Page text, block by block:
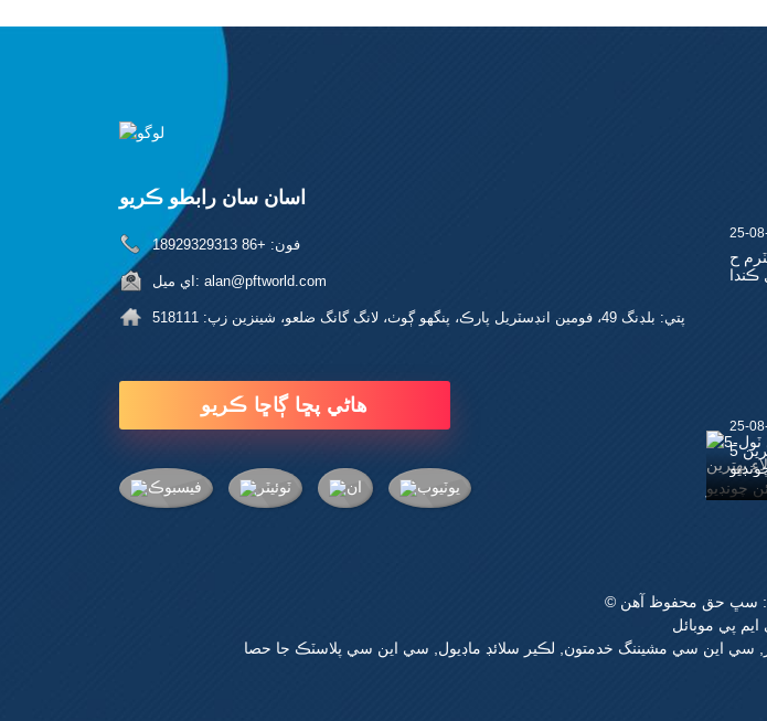
25-
ح
25-
5 سالن لاءِ بهترين CAM س
اسان سان رابطو ڪريو
فون: +86 18929329313
اي ميل: alan@pftworld.com
پتي: بلڊنگ 49، فومين انڊسٽريل پارڪ، پنگھو ڳوٺ، لانگ گانگ ضلعو، شينزين زپ: 518111
هاڻي پڇا ڳاڇا ڪريو
ايم پي موبائل
سي اين سي مشيننگ خدمتون لڪير سلائڊ ماڊيول سي اين سي پلاسٽڪ جا حصا